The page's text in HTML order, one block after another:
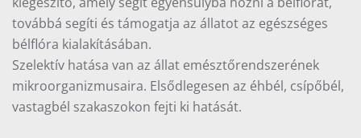
továbbá segíti és támogatja az állatot az egészséges
bélflóra kialakításában.
Szelektív hatása van az állat emésztőrendszerének
mikroorganizmusaira. Elsődlegesen az éhbél, csípőbél,
vastagbél szakaszokon fejti ki hatását.